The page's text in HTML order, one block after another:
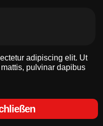
adipiscing elit. Ut
pulvinar dapibus